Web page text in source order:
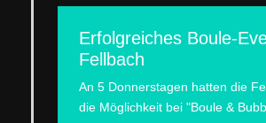
Erfolgreiches Boule-
Fellbach
An 5 Donnerstagen hatten die
die Möglichkeit bei "Boule &